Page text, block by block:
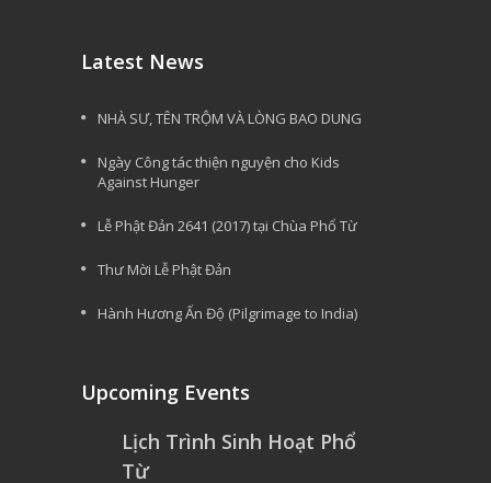
Latest News
NHÀ SƯ, TÊN TRỘM VÀ LÒNG BAO DUNG
Ngày Công tác thiện nguyện cho Kids
Against Hunger
Lễ Phật Đản 2641 (2017) tại Chùa Phổ Từ
Thư Mời Lễ Phật Đản
Hành Hương Ấn Độ (Pilgrimage to India)
Upcoming Events
Lịch Trình Sinh Hoạt Phổ
Từ